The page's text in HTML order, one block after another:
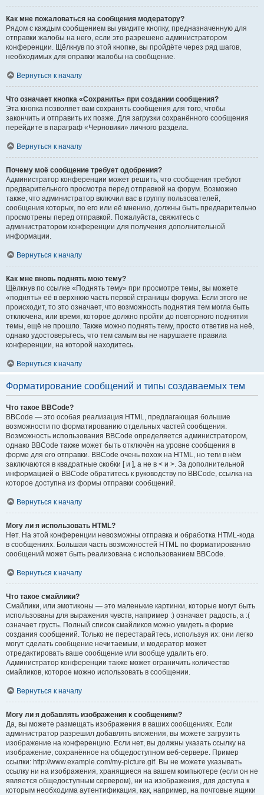
Как мне пожаловаться на сообщения модератору?
Рядом с каждым сообщением вы увидите кнопку, предназначенную для
отправки жалобы на него, если это разрешено администратором
конференции. Щёлкнув по этой кнопке, вы пройдёте через ряд шагов,
необходимых для оправки жалобы на сообщение.
Вернуться к началу
Что означает кнопка «Сохранить» при создании сообщения?
Эта кнопка позволяет вам сохранять сообщения для того, чтобы
закончить и отправить их позже. Для загрузки сохранённого сообщения
перейдите в параграф «Черновики» личного раздела.
Вернуться к началу
Почему моё сообщение требует одобрения?
Администратор конференции может решить, что сообщения требуют
предварительного просмотра перед отправкой на форум. Возможно
также, что администратор включил вас в группу пользователей,
сообщения которых, по его или её мнению, должны быть предварительно
просмотрены перед отправкой. Пожалуйста, свяжитесь с
администратором конференции для получения дополнительной
информации.
Вернуться к началу
Как мне вновь поднять мою тему?
Щёлкнув по ссылке «Поднять тему» при просмотре темы, вы можете
«поднять» её в верхнюю часть первой страницы форума. Если этого не
происходит, то это означает, что возможность поднятия тем могла быть
отключена, или время, которое должно пройти до повторного поднятия
темы, ещё не прошло. Также можно поднять тему, просто ответив на неё,
однако удостоверьтесь, что тем самым вы не нарушаете правила
конференции, на которой находитесь.
Вернуться к началу
Форматирование сообщений и типы создаваемых тем
Что такое BBCode?
BBCode — это особая реализация HTML, предлагающая большие
возможности по форматированию отдельных частей сообщения.
Возможность использования BBCode определяется администратором,
однако BBCode также может быть отключён на уровне сообщения в
форме для его отправки. BBCode очень похож на HTML, но теги в нём
заключаются в квадратные скобки [ и ], а не в < и >. За дополнительной
информацией о BBCode обратитесь к руководству по BBCode, ссылка на
которое доступна из формы отправки сообщений.
Вернуться к началу
Могу ли я использовать HTML?
Нет. На этой конференции невозможны отправка и обработка HTML-кода
в сообщениях. Большая часть возможностей HTML по форматированию
сообщений может быть реализована с использованием BBCode.
Вернуться к началу
Что такое смайлики?
Смайлики, или эмотиконы — это маленькие картинки, которые могут быть
использованы для выражения чувств, например :) означает радость, а :(
означает грусть. Полный список смайликов можно увидеть в форме
создания сообщений. Только не перестарайтесь, используя их: они легко
могут сделать сообщение нечитаемым, и модератор может
отредактировать ваше сообщение или вообще удалить его.
Администратор конференции также может ограничить количество
смайликов, которое можно использовать в сообщении.
Вернуться к началу
Могу ли я добавлять изображения к сообщениям?
Да, вы можете размещать изображения в ваших сообщениях. Если
администратор разрешил добавлять вложения, вы можете загрузить
изображение на конференцию. Если нет, вы должны указать ссылку на
изображение, сохранённое на общедоступном веб-сервере. Пример
ссылки: http://www.example.com/my-picture.gif. Вы не можете указывать
ссылку ни на изображения, хранящиеся на вашем компьютере (если он не
является общедоступным сервером), ни на изображения, для доступа к
которым необходима аутентификация, как, например, на почтовые ящики